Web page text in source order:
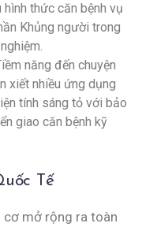
thức căn bệnh vụ
Khủng người trong
năng đến chuyện
xiết nhiều ứng dụng
tính sáng tỏ với bảo
giao căn bệnh kỹ
Tế
mở rộng ra toàn